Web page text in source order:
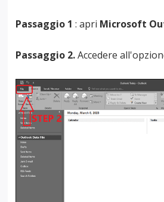
Passaggio 1 : apri Microsoft
Passaggio 2.Accedere